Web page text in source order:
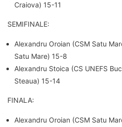
Craiova) 15-11
SEMIFINALE:
Alexandru Oroian (CSM Satu
Satu Mare) 15-8
Alexandru Stoica (CS UNEFS
Steaua) 15-14
FINALA:
Alexandru Oroian (CSM Satu